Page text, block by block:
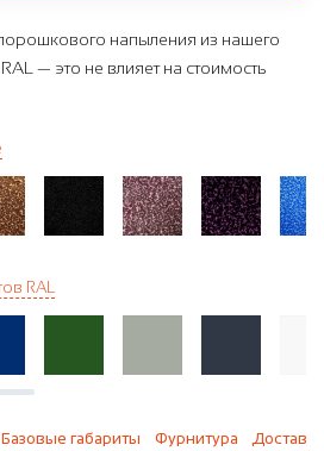
напыления из нашего
— это не влияет на стоимость
RAL
Базовые габариты Фурнитура Доставка